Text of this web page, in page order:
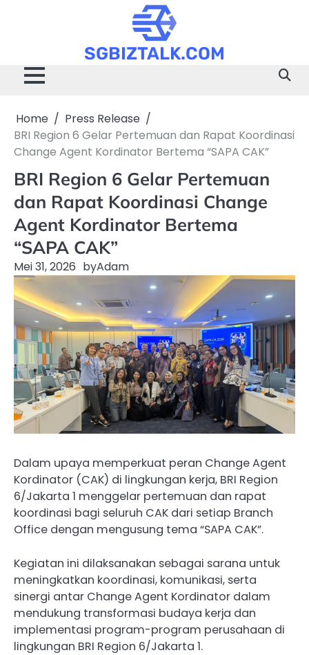
SGBIZTALK.COM
Home
Press Release
BRI Region 6 Gelar Pertemuan dan Rapat Koordinasi
Change Agent Kordinator Bertema “SAPA CAK”
BRI Region 6 Gelar Pertemuan
dan Rapat Koordinasi Change
Agent Kordinator Bertema
“SAPA CAK”
Mei 31, 2026 byAdam
Dalam upaya memperkuat peran Change Agent
Kordinator (CAK) di lingkungan kerja, BRI Region
6/Jakarta 1 menggelar pertemuan dan rapat
koordinasi bagi seluruh CAK dari setiap Branch
Office dengan mengusung tema “SAPA CAK”.
Kegiatan ini dilaksanakan sebagai sarana untuk
meningkatkan koordinasi, komunikasi, serta
sinergi antar Change Agent Kordinator dalam
mendukung transformasi budaya kerja dan
implementasi program-program perusahaan di
lingkungan BRI Region 6/Jakarta 1.